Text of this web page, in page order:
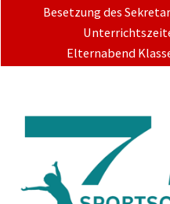
Besetzung des
Elternabend